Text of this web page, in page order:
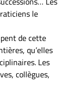
le
de cette
qu’elles
Les
collègues,